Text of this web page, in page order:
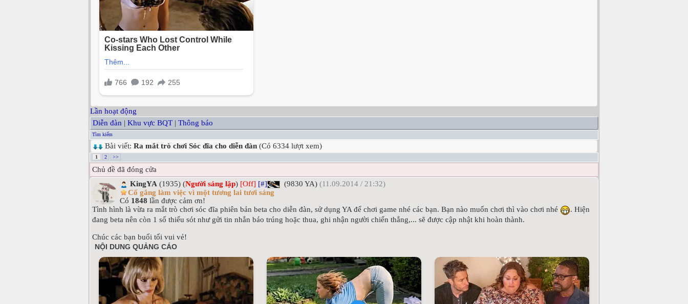
Lần hoạt động
Diễn đàn | Khu vực BQT | Thông báo
Tìm kiếm
Bài viết: Ra mắt trò chơi Sóc đĩa cho diễn đàn (Có 6334 lượt xem)
1 2 >>
Chủ đề đã đóng cửa
KingYA (1935) (Người sáng lập) [Off] [#] (9830 YA) (11.09.2014 / 21:32)
Cố gắng làm việc vì một tương lai tươi sáng
Có 1848 lần được cảm ơn!
Tình hình là vừa ra mắt trò chơi sóc đĩa phiên bản beta cho diễn đàn, sử dụng YA để chơi game nhé các bạn. Bạn nào muốn chơi thì vào chơi nhé
. Hiện
đang beta nên còn 1 số thiếu sót như gửi tin nhắn báo trúng hoặc thua, ghi nhận người chiến thắng,... sẽ được cập nhật khi hoàn thành.
Chúc các bạn buổi tối vui vẻ!